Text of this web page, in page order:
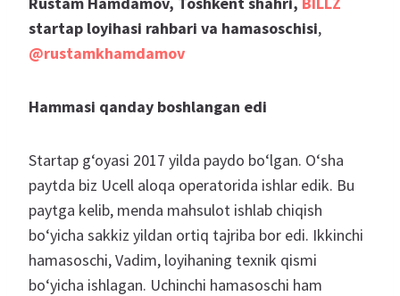
startap loyihasi rahbari va hamasoschisi,
@rustamkhamdamov
Hammasi qanday boshlangan edi
Startap g‘oyasi 2017 yilda paydo bo‘lgan. O‘sha
paytda biz Ucell aloqa operatorida ishlar edik. Bu
paytga kelib, menda mahsulot ishlab chiqish
bo‘yicha sakkiz yildan ortiq tajriba bor edi. Ikkinchi
hamasoschi, Vadim, loyihaning texnik qismi
bo‘yicha ishlagan. Uchinchi hamasoschi ham